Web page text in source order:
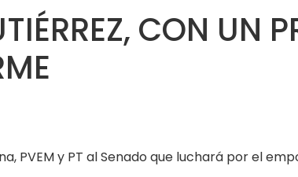
CON UN
PVEM y PT al Senado que luchará por el